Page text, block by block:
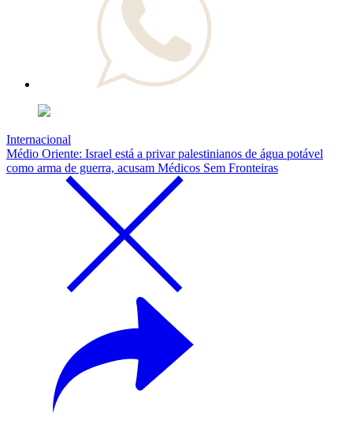
Internacional
Médio Oriente: Israel está a privar palestinianos de água potável
como arma de guerra, acusam Médicos Sem Fronteiras